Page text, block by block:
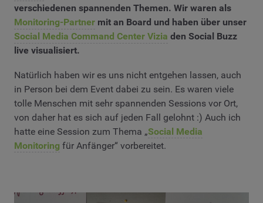
verschiedenen spannenden Themen. Wir waren als
Monitoring-Partner mit an Board und haben über unser
Social Media Command Center Vizia den Social Buzz
live visualisiert.
Natürlich haben wir es uns nicht entgehen lassen, auch
in Person bei dem Event dabei zu sein. Es waren viele
tolle Menschen mit sehr spannenden Sessions vor Ort,
von daher hat es sich auf jeden Fall gelohnt :) Auch ich
hatte eine Session zum Thema „Social Media
Monitoring für Anfänger“ vorbereitet.